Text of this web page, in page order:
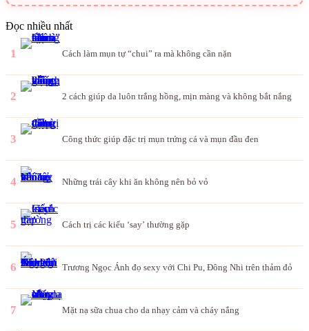
Đọc nhiều nhất
1 Cách làm mụn tự “chui” ra mà không cần nặn
2 2 cách giúp da luôn trắng hồng, mịn màng và không bắt nắng
3 Công thức giúp đặc trị mụn trứng cá và mụn đầu đen
4 Những trái cây khi ăn không nên bỏ vỏ
5 Cách trị các kiểu ‘say’ thường gặp
6 Trương Ngọc Ánh đọ sexy với Chi Pu, Đông Nhi trên thảm đỏ
7 Mặt nạ sữa chua cho da nhạy cảm và cháy nắng